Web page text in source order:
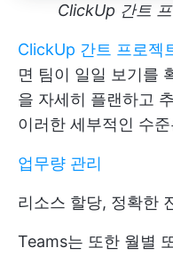
ClickUp 간트
ClickUp 간트 프로젝
면 팀이 일일 보기를
을 자세히 플랜하고
이러한 세부적인 수
업무량 관리
리소스 할당, 정확한
Teams는 또한 월별